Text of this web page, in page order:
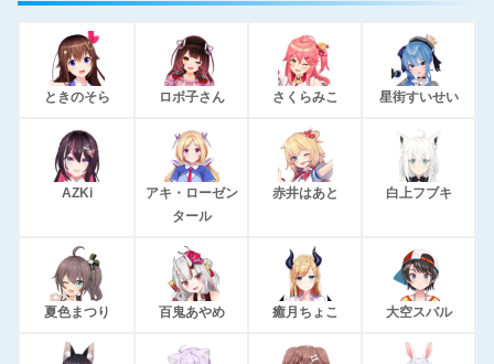
ときのそら ロボ子さん さくらみこ 星街すいせい
AZKi
アキ・ローゼン
タール
赤井はあと 白上フブキ
夏色まつり 百鬼あやめ 癒月ちょこ 大空スバル